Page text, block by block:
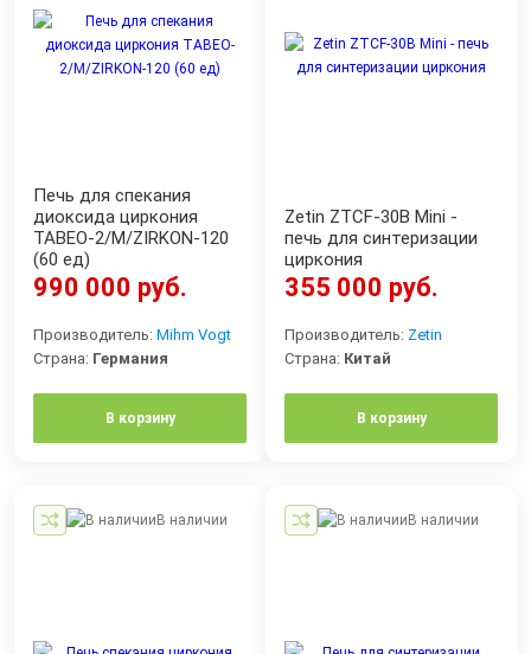
Печь для спекания
диоксида циркония
TABEO-2/M/ZIRKON-120
(60 ед)
990 000 руб.
Производитель: Mihm Vogt
Страна: Германия
В корзину
Zetin ZTCF-30B Mini -
печь для синтеризации
циркония
355 000 руб.
Производитель: Zetin
Страна: Китай
В корзину
В наличии В наличии